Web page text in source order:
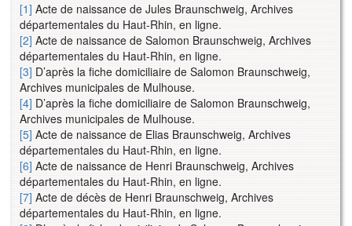
[1] Acte de naissance de Jules Braunschweig, Archives
départementales du Haut-Rhin, en ligne.
[2] Acte de naissance de Salomon Braunschweig, Archives
départementales du Haut-Rhin, en ligne.
[3] D’après la fiche domiciliaire de Salomon Braunschweig,
Archives municipales de Mulhouse.
[4] D’après la fiche domiciliaire de Salomon Braunschweig,
Archives municipales de Mulhouse.
[5] Acte de naissance de Elias Braunschweig, Archives
départementales du Haut-Rhin, en ligne.
[6] Acte de naissance de Henri Braunschweig, Archives
départementales du Haut-Rhin, en ligne.
[7] Acte de décès de Henri Braunschweig, Archives
départementales du Haut-Rhin, en ligne.